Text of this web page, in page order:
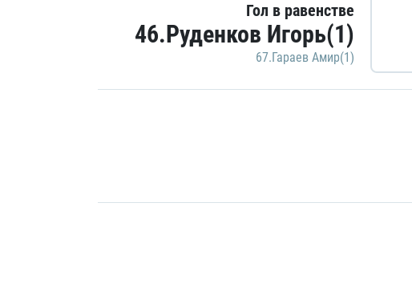
Гол в равенстве
46.Руденков Игорь(1)
67.Гараев Амир(1)